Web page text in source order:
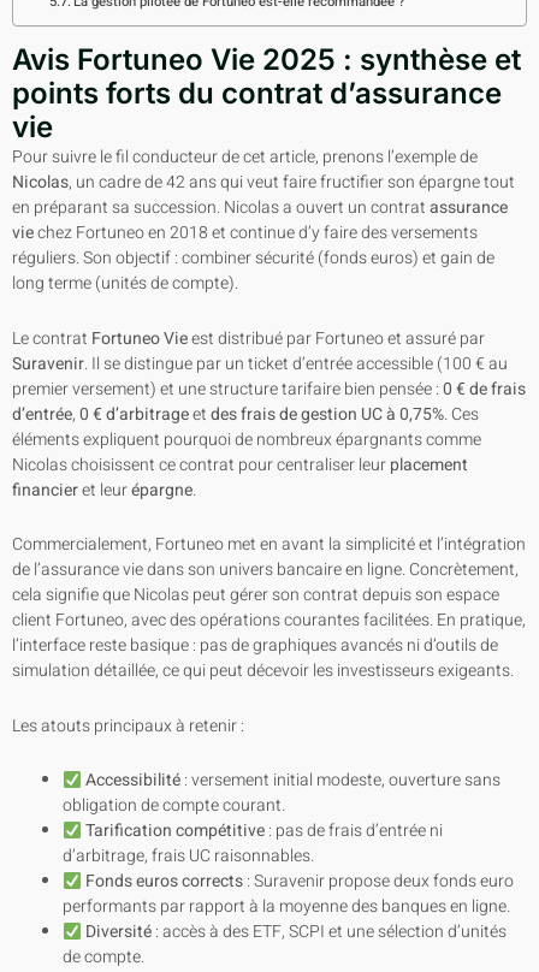
Avis Fortuneo Vie 2025 : synthèse et
points forts du contrat d’assurance
vie
Pour suivre le fil conducteur de cet article, prenons l’exemple de
Nicolas, un cadre de 42 ans qui veut faire fructifier son épargne tout
en préparant sa succession. Nicolas a ouvert un contratassurance
viechez Fortuneo en 2018 et continue d’y faire des versements
réguliers. Son objectif : combiner sécurité (fonds euros) et gain de
long terme (unités de compte).
Le contrat Fortuneo Vieest distribué par Fortuneo et assuré par
Suravenir. Il se distingue par un ticket d’entrée accessible (100 € au
premier versement) et une structure tarifaire bien pensée :0 € de frais
d’entrée,0 € d’arbitrageetdes frais de gestion UC à 0,75%. Ces
éléments expliquent pourquoi de nombreux épargnants comme
Nicolas choisissent ce contrat pour centraliser leurplacement
financieret leurépargne.
Commercialement, Fortuneo met en avant la simplicité et l’intégration
de l’assurance vie dans son univers bancaire en ligne. Concrètement,
cela signifie que Nicolas peut gérer son contrat depuis son espace
client Fortuneo, avec des opérations courantes facilitées. En pratique,
l’interface reste basique : pas de graphiques avancés ni d’outils de
simulation détaillée, ce qui peut décevoir les investisseurs exigeants.
Les atouts principaux à retenir :
Accessibilité: versement initial modeste, ouverture sans
obligation de compte courant.
Tarification compétitive: pas de frais d’entrée ni
d’arbitrage, frais UC raisonnables.
Fonds euros corrects: Suravenir propose deux fonds euro
performants par rapport à la moyenne des banques en ligne.
Diversité: accès à des ETF, SCPI et une sélection d’unités
de compte.